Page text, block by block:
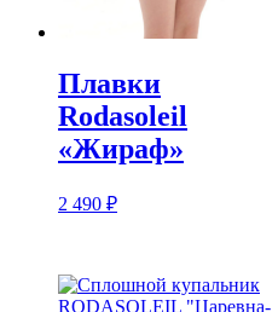
Плавки
Rodasoleil
«Жираф»
2 490 ₽